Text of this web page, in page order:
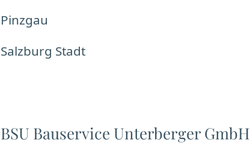
Pinzgau
Salzburg Stadt
BSU Bauservice Unterberger GmbH